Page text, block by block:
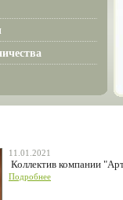
11.01.2021
Коллектив компании
Подробнее